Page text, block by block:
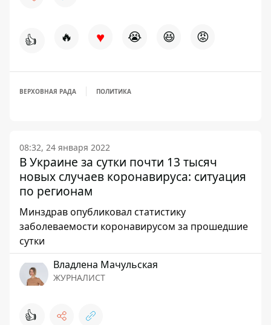
👍 🔥 ♥ 😭 😆 😡
ВЕРХОВНАЯ РАДА ПОЛИТИКА
08:32, 24 января 2022
В Украине за сутки почти 13 тысяч
новых случаев коронавируса: ситуация
по регионам
Минздрав опубликовал статистику
заболеваемости коронавирусом за прошедшие
сутки
Владлена Мачульская
ЖУРНАЛИСТ
👍